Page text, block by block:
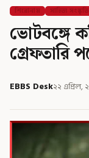
শিরোনাম সাহিত্য সংস্কৃতি
ভোটবঙ্গে
গ্রেফতারি
EBBS Desk২২ এপ্রিল,